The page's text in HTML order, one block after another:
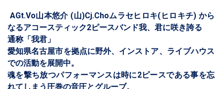
AGt.Vo山本悠介 (山)Cj.Choムラセヒロキ(ヒロキチ) から
なるアコースティック2ピースバンド我、君に咲き誇る
通称「我君」
愛知県名古屋市を拠点に野外、インストア、ライブハウス
での活動を展開中。
魂を撃ち放つパフォーマンスは時に2ピースである事を忘
れてしまう圧巻の音圧とグルーブ。